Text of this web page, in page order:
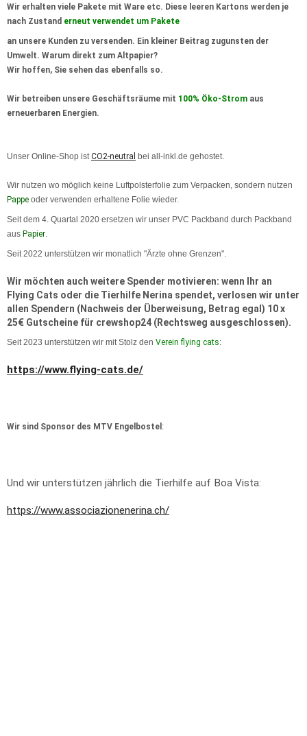
Wir erhalten viele Pakete mit Ware etc. Diese leeren Kartons werden je
nach Zustand erneut verwendet um Pakete
an unsere Kunden zu versenden. Ein kleiner Beitrag zugunsten der
Umwelt. Warum direkt zum Altpapier?
Wir hoffen, Sie sehen das ebenfalls so.
Wir betreiben unsere Geschäftsräume mit 100% Öko-Strom aus
erneuerbaren Energien.
Unser Online-Shop istCO2-neutral bei all-inkl.de gehostet.
Wir nutzen wo möglich keine Luftpolsterfolie zum Verpacken, sondern nutzen
Pappe oder verwenden erhaltene Folie wieder.
Seit dem 4. Quartal 2020 ersetzen wir unser PVC Packband durch Packband
aus Papier.
Seit 2022 unterstützen wir monatlich "Ärzte ohne Grenzen".
Wir möchten auch weitere Spender motivieren: wenn Ihr an
Flying Cats oder die Tierhilfe Nerina spendet, verlosen wir unter
allen Spendern (Nachweis der Überweisung, Betrag egal) 10 x
25€ Gutscheine für crewshop24 (Rechtsweg ausgeschlossen).
Seit 2023 unterstützen wir mit Stolz den Verein flying cats:
https://www.flying-cats.de/
Wir sind Sponsor des MTV Engelbostel :
Und wir unterstützen jährlich die Tierhilfe auf Boa Vista:
https://www.associazionenerina.ch/